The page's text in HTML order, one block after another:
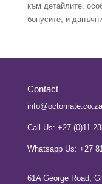
към детайлите,
бонусите, и
Contact
info@octomate.co.za
Call Us: +27 (0)11
Whatsapp Us: +27
61A George Road,